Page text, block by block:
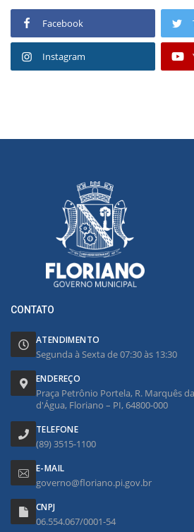
Facebook
Instagram
CONTATO
ATENDIMENTO
Segunda à Sexta de 07:30 às 13:30
ENDEREÇO
Praça Petrônio Portela, R. Marquês
d'Água, Floriano – PI, 64800-000
TELEFONE
(89) 3515-1100
E-MAIL
governo@floriano.pi.gov.br
CNPJ
06.554.067/0001-54